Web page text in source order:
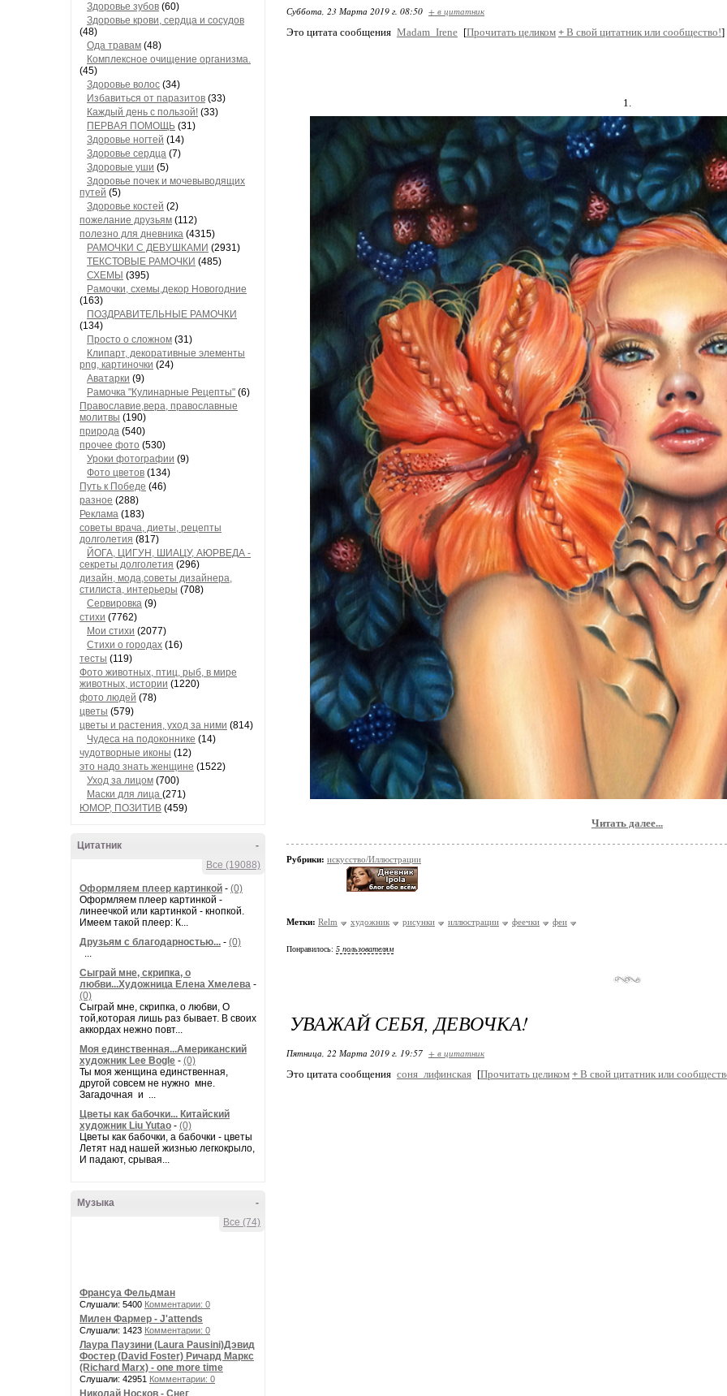
Здоровье зубов (60)
Здоровье крови, сердца и сосудов
(48)
Ода травам (48)
Комплексное очищение организма.
(45)
Здоровье волос (34)
Избавиться от паразитов (33)
Каждый день с пользой! (33)
ПЕРВАЯ ПОМОЩЬ (31)
Здоровье ногтей (14)
Здоровье сердца (7)
Здоровые уши (5)
Здоровье почек и мочевыводящих
путей (5)
Здоровье костей (2)
пожелание друзьям (112)
полезно для дневника (4315)
РАМОЧКИ С ДЕВУШКАМИ (2931)
ТЕКСТОВЫЕ РАМОЧКИ (485)
СХЕМЫ (395)
Рамочки, схемы,декор Новогодние
(163)
ПОЗДРАВИТЕЛЬНЫЕ РАМОЧКИ
(134)
Просто о сложном (31)
Клипарт, декоративные элементы
png, картиночки (24)
Аватарки (9)
Рамочка "Кулинарные Рецепты" (6)
Православие,вера, православные
молитвы (190)
природа (540)
прочее фото (530)
Уроки фотографии (9)
Фото цветов (134)
Путь к Победе (46)
разное (288)
Реклама (183)
советы врача, диеты, рецепты
долголетия (817)
ЙОГА, ЦИГУН, ШИАЦУ, АЮРВЕДА -
секреты долголетия (296)
дизайн, мода,советы дизайнера,
стилиста, интерьеры (708)
Сервировка (9)
стихи (7762)
Мои стихи (2077)
Стихи о городах (16)
тесты (119)
Фото животных, птиц, рыб, в мире
животных, истории (1220)
фото людей (78)
цветы (579)
цветы и растения, уход за ними (814)
Чудеса на подоконнике (14)
чудотворные иконы (12)
это надо знать женщине (1522)
Уход за лицом (700)
Маски для лица (271)
ЮМОР, ПОЗИТИВ (459)
-
Цитатник
Все (19088)
Оформляем плеер картинкой - (0)
Оформляем плеер картинкой -
линеечкой или картинкой - кнопкой.
Имеем такой плеер: К...
Друзьям с благодарностью... - (0)
...
Сыграй мне, скрипка, о
любви...Художница Елена Хмелева -
(0)
Сыграй мне, скрипка, о любви, О
той,которая лишь раз бывает. В своих
аккордах нежно повт...
Моя единственная...Американский
художник Lee Bogle - (0)
Ты моя женщина единственная,
другой совсем не нужно мне.
Загадочная и ...
Цветы как бабочки... Китайский
художник Liu Yutao - (0)
Цветы как бабочки, а бабочки - цветы
Летят над нашей жизнью легкокрыло,
И падают, срывая...
-
Музыка
Все (74)
Франсуа Фельдман
Слушали: 5400 Комментарии: 0
Милен Фармер - J'attends
Слушали: 1423 Комментарии: 0
Лаура Паузини (Laura Pausini)Дэвид
Фостер (David Foster) Ричард Маркс
(Richard Marx) - one more time
Слушали: 42951 Комментарии: 0
Николай Носков - Снег
Суббота, 23 Марта 2019 г. 08:50 + в цитатник
Это цитата сообщения Madam_Irene [Прочитать целиком + В свой цитатник или сообщество!]
1.
Читать далее...
Рубрики: искусство/Иллюстрации
Метки: Relm художник рисунки иллюстрации феечки феи
Понравилось: 5 пользователям
УВАЖАЙ СЕБЯ, ДЕВОЧКА!
Пятница, 22 Марта 2019 г. 19:57 + в цитатник
Это цитата сообщения соня_лифинская [Прочитать целиком + В свой цитатник или